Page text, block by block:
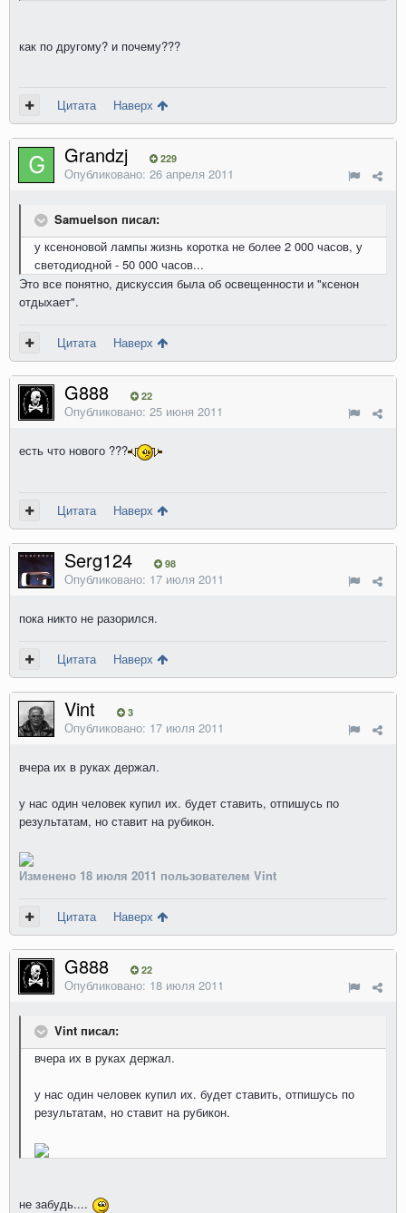
как по другому? и почему???
Цитата Наверх
Grandzj 229
Опубликовано: 26 апреля 2011
Samuelson писал:
у ксеноновой лампы жизнь коротка не более 2 000 часов, у
светодиодной - 50 000 часов...
Это все понятно, дискуссия была об освещенности и "ксенон
отдыхает".
Цитата Наверх
G888 22
Опубликовано: 25 июня 2011
есть что нового ???
Цитата Наверх
Serg124 98
Опубликовано: 17 июля 2011
пока никто не разорился.
Цитата Наверх
Vint 3
Опубликовано: 17 июля 2011
вчера их в руках держал.
у нас один человек купил их. будет ставить, отпишусь по
результатам, но ставит на рубикон.
Изменено 18 июля 2011 пользователем Vint
Цитата Наверх
G888 22
Опубликовано: 18 июля 2011
Vint писал:
вчера их в руках держал.
у нас один человек купил их. будет ставить, отпишусь по
результатам, но ставит на рубикон.
не забудь....